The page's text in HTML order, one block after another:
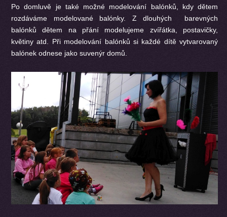
Po domluvě je také možné modelování balónků, kdy dětem
rozdáváme modelované balónky. Z dlouhých barevných
balónků dětem na přání modelujeme zvířátka, postavičky,
květiny atd. Při modelování balónků si každé dítě vytvarovaný
balónek odnese jako suvenýr domů.